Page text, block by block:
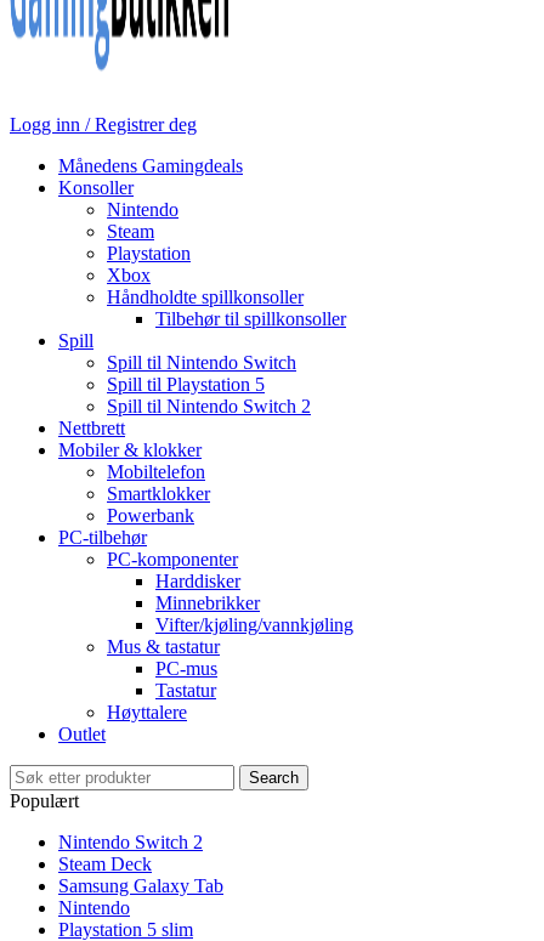
Logg inn / Registrer deg
Månedens Gamingdeals
Konsoller
Nintendo
Steam
Playstation
Xbox
Håndholdte spillkonsoller
Tilbehør til spillkonsoller
Spill
Spill til Nintendo Switch
Spill til Playstation 5
Spill til Nintendo Switch 2
Nettbrett
Mobiler & klokker
Mobiltelefon
Smartklokker
Powerbank
PC-tilbehør
PC-komponenter
Harddisker
Minnebrikker
Vifter/kjøling/vannkjøling
Mus & tastatur
PC-mus
Tastatur
Høyttalere
Outlet
Search
Populært
Nintendo Switch 2
Steam Deck
Samsung Galaxy Tab
Nintendo
Playstation 5 slim